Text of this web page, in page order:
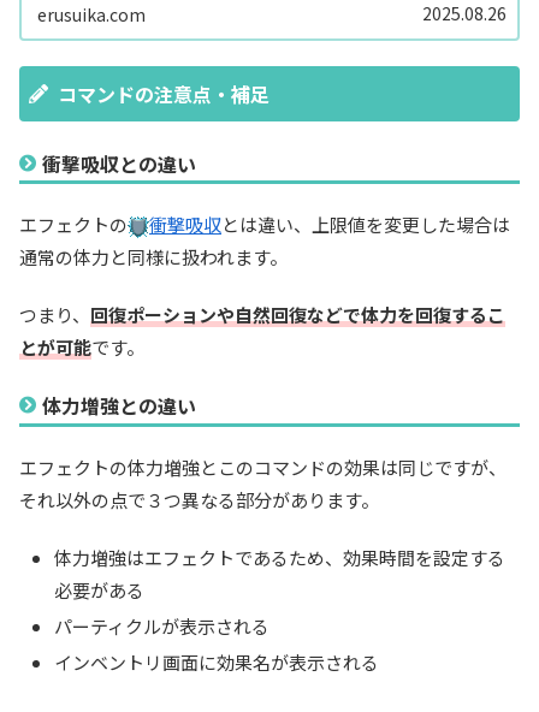
erusuika.com 2025.08.26
コマンドの注意点・補足
衝撃吸収との違い
エフェクトの 衝撃吸収とは違い、上限値を変更した場合は
通常の体力と同様に扱われます。
つまり、 回復ポーションや自然回復などで体力を回復するこ
とが可能です。
体力増強との違い
エフェクトの体力増強とこのコマンドの効果は同じですが、
それ以外の点で３つ異なる部分があります。
体力増強はエフェクトであるため、効果時間を設定する
必要がある
パーティクルが表示される
インベントリ画面に効果名が表示される